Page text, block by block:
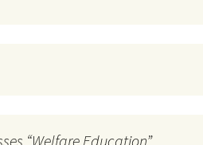
“Welfare Education”